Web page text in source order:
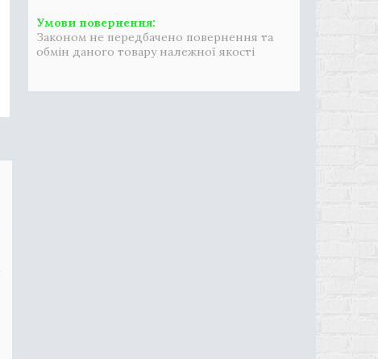
Законом не передбачено повернення та
обмін даного товару належної якості